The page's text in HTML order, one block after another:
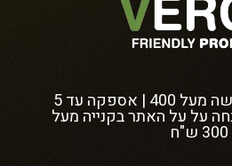
משלוח חינם ברכישה מעל 400 | אספקה עד 5
עבודה |25% הנחה על על האתר בקנייה מעל
300 ש"ח